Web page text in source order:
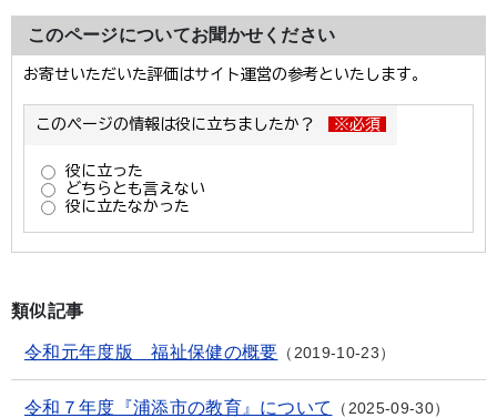
このページについてお聞かせください
類似記事
令和元年度版 福祉保健の概要 2019-10-23
令和７年度『浦添市の教育』について 2025-09-30